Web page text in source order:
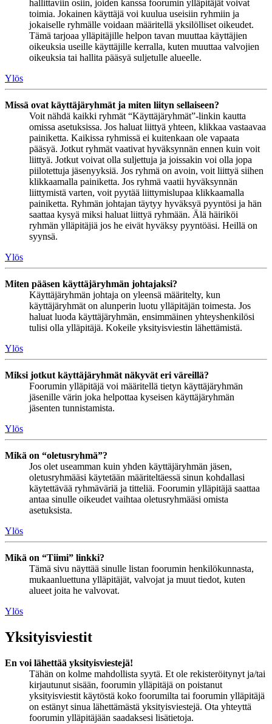
hallittaviin osiin, joiden kanssa foorumin ylläpitäjät voivat
toimia. Jokainen käyttäjä voi kuulua useisiin ryhmiin ja
jokaiselle ryhmälle voidaan määritellä yksilölliset oikeudet.
Tämä tarjoaa ylläpitäjille helpon tavan muuttaa käyttäjien
oikeuksia useille käyttäjille kerralla, kuten muuttaa valvojien
oikeuksia tai hallita pääsyä suljetulle alueelle.
Ylös
Missä ovat käyttäjäryhmät ja miten liityn sellaiseen?
Voit nähdä kaikki ryhmät “Käyttäjäryhmät”-linkin kautta
omissa asetuksissa. Jos haluat liittyä yhteen, klikkaa vastaavaa
painiketta. Kaikissa ryhmissä ei kuitenkaan ole vapaata
pääsyä. Jotkut ryhmät vaativat hyväksynnän ennen kuin voit
liittyä. Jotkut voivat olla suljettuja ja joissakin voi olla jopa
piilotettuja jäsenyyksiä. Jos ryhmä on avoin, voit liittyä siihen
klikkaamalla painiketta. Jos ryhmä vaatii hyväksynnän
liittymistä varten, voit pyytää liittymislupaa klikkaamalla
painiketta. Ryhmän johtajan täytyy hyväksyä pyyntösi ja hän
saattaa kysyä miksi haluat liittyä ryhmään. Älä häiriköi
ryhmän ylläpitäjiä jos he eivät hyväksy pyyntöäsi. Heillä on
syynsä.
Ylös
Miten pääsen käyttäjäryhmän johtajaksi?
Käyttäjäryhmän johtaja on yleensä määritelty, kun
käyttäjäryhmät on alunperin luotu ylläpitäjän toimesta. Jos
haluat luoda käyttäjäryhmän, ensimmäinen yhteyshenkilösi
tulisi olla ylläpitäjä. Kokeile yksityisviestin lähettämistä.
Ylös
Miksi jotkut käyttäjäryhmät näkyvät eri väreillä?
Foorumin ylläpitäjä voi määritellä tietyn käyttäjäryhmän
jäsenille värin joka helpottaa kyseisen käyttäjäryhmän
jäsenten tunnistamista.
Ylös
Mikä on “oletusryhmä”?
Jos olet useamman kuin yhden käyttäjäryhmän jäsen,
oletusryhmääsi käytetään määriteltäessä sinun kohdallasi
käytettävää ryhmäväriä ja titteliä. Foorumin ylläpitäjä saattaa
antaa sinulle oikeudet vaihtaa oletusryhmääsi omista
asetuksista.
Ylös
Mikä on “Tiimi” linkki?
Tämä sivu näyttää sinulle listan foorumin henkilökunnasta,
mukaanluettuna ylläpitäjät, valvojat ja muut tiedot, kuten
alueet joita he valvovat.
Ylös
Yksityisviestit
En voi lähettää yksityisviestejä!
Tähän on kolme mahdollista syytä. Et ole rekisteröitynyt ja/tai
kirjautunut sisään, foorumin ylläpitäjä on poistanut
yksityisviestit käytöstä koko foorumilta tai foorumin ylläpitäjä
on estänyt sinua lähettämästä yksityisviestejä. Ota yhteyttä
foorumin ylläpitäjään saadaksesi lisätietoja.